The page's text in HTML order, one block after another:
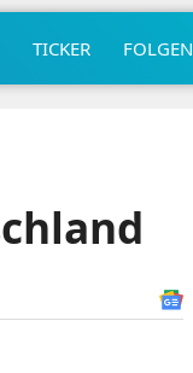
TICKER FOLGEN